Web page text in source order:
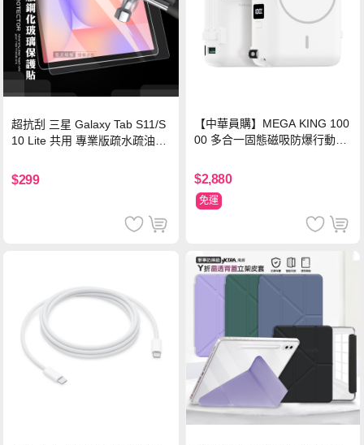
超抗刮 三星 Galaxy Tab S11/S
10 Lite 共用 專業版疏水疏油9H
$299
【中華員購】MEGA KING 100
00 多合一固態磁吸防爆行動電
$2,880
免運